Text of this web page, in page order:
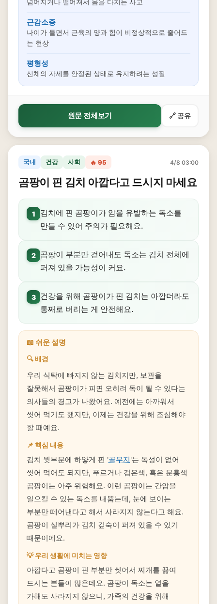
넘어지거나 떨어져서 몸을 다치는 사고
근감소증
나이가 들면서 근육의 양과 힘이 비정상적으로 줄어드
는 현상
평형성
신체의 자세를 안정된 상태로 유지하려는 성질
원문 전체보기 🔗 공유
국내 건강 사회 🔥 95 4/8 03:00
곰팡이 핀 김치 아깝다고 드시지 마세요
1
김치에 핀 곰팡이가 암을 유발하는 독소를
만들 수 있어 주의가 필요해요.
2
곰팡이 부분만 걷어내도 독소는 김치 전체에
퍼져 있을 가능성이 커요.
3
건강을 위해 곰팡이가 핀 김치는 아깝더라도
통째로 버리는 게 안전해요.
📖 쉬운 설명
🔍 배경
우리 식탁에 빠지지 않는 김치지만, 보관을
잘못해서 곰팡이가 피면 오히려 독이 될 수 있다는
의사들의 경고가 나왔어요. 예전에는 아까워서
씻어 먹기도 했지만, 이제는 건강을 위해 조심해야
할 때예요.
📌 핵심 내용
김치 윗부분에 하얗게 핀 '골무지'는 독성이 없어
씻어 먹어도 되지만, 푸르거나 검은색, 혹은 분홍색
곰팡이는 아주 위험해요. 이런 곰팡이는 간암을
일으킬 수 있는 독소를 내뿜는데, 눈에 보이는
부분만 떼어낸다고 해서 사라지지 않는다고 해요.
곰팡이 실뿌리가 김치 깊숙이 퍼져 있을 수 있기
때문이에요.
💡 우리 생활에 미치는 영향
아깝다고 곰팡이 핀 부분만 씻어서 찌개를 끓여
드시는 분들이 많은데요. 곰팡이 독소는 열을
가해도 사라지지 않으니, 가족의 건강을 위해